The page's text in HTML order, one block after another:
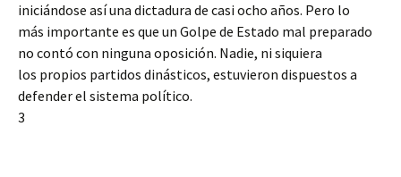
iniciándose así una dictadura de casi ocho años. Pero lo
más importante es que un Golpe de Estado mal preparado
no contó con ninguna oposición. Nadie, ni siquiera
los propios partidos dinásticos, estuvieron dispuestos a
defender el sistema político.
3